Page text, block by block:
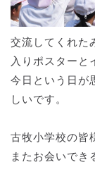
交流してくれた
入りポスターと
今日という日が
しいです。
古牧小学校の皆
またお会いでき